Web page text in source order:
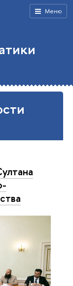
Меню